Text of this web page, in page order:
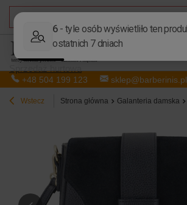
+48 504 199 123 sklep@barberinis.pl
Wstecz Strona główna Galanteria damska